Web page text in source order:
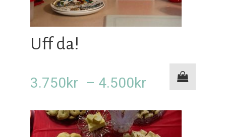
Uff da!
3.750kr – 4.500kr
Prisområde:
til
4.500kr